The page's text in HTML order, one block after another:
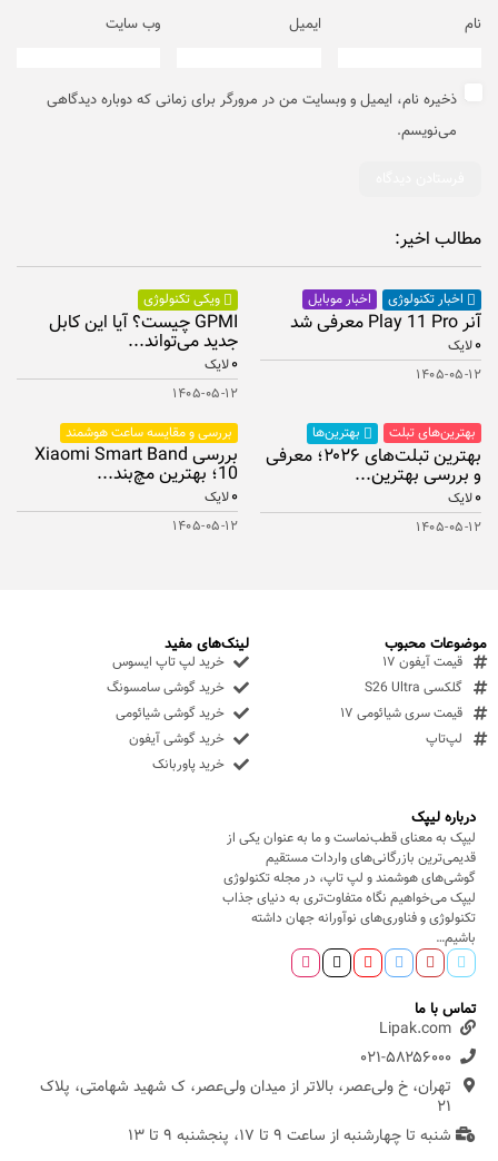
نام ایمیل وب‌ سایت
ذخیره نام، ایمیل و وبسایت من در مرورگر برای زمانی که دوباره دیدگاهی
می‌نویسم.
مطالب اخیر:
اخبار تکنولوژی اخبار موبایل
آنر Play 11 Pro معرفی شد
۰لایک
۱۴۰۵-۰۵-۱۲
ویکی تکنولوژی
GPMI چیست؟ آیا این کابل
جدید می‌تواند...
۰لایک
۱۴۰۵-۰۵-۱۲
بهترین‌های تبلت
بهترین‌ها
بهترین تبلت‌های ۲۰۲۶؛ معرفی
و بررسی بهترین...
۰لایک
۱۴۰۵-۰۵-۱۲
بررسی و مقایسه ساعت هوشمند
بررسی Xiaomi Smart Band
10؛ بهترین مچ‌بند...
۰لایک
۱۴۰۵-۰۵-۱۲
درباره لیپک
لیپک به معنای قطب‌نماست و ما به عنوان یکی از
قدیمی‌ترین بازرگانی‌های واردات مستقیم
گوشی‌های هوشمند و لپ تاپ، در مجله تکنولوژی
لیپک می‌خواهیم نگاه متفاوت‌تری به دنیای جذاب
تکنولوژی و فناوری‌های نوآورانه جهان داشته
باشیم…
تماس با ما
Lipak.com
۰۲۱-۵۸۲۵۶۰۰۰
تهران، خ ولی‌عصر، بالاتر از میدان ولی‌عصر، ک شهید شهامتی، پلاک
۲۱
شنبه تا چهارشنبه از ساعت ۹ تا ۱۷، پنجشنبه ۹ تا ۱۳
موضوعات محبوب
قیمت آیفون ۱۷
گلکسی S26 Ultra
قیمت سری شیائومی ۱۷
لپ‌تاپ
لینک‌های مفید
خرید لپ تاپ ایسوس
خرید گوشی سامسونگ
خرید گوشی شیائومی
خرید گوشی آیفون
خرید پاوربانک